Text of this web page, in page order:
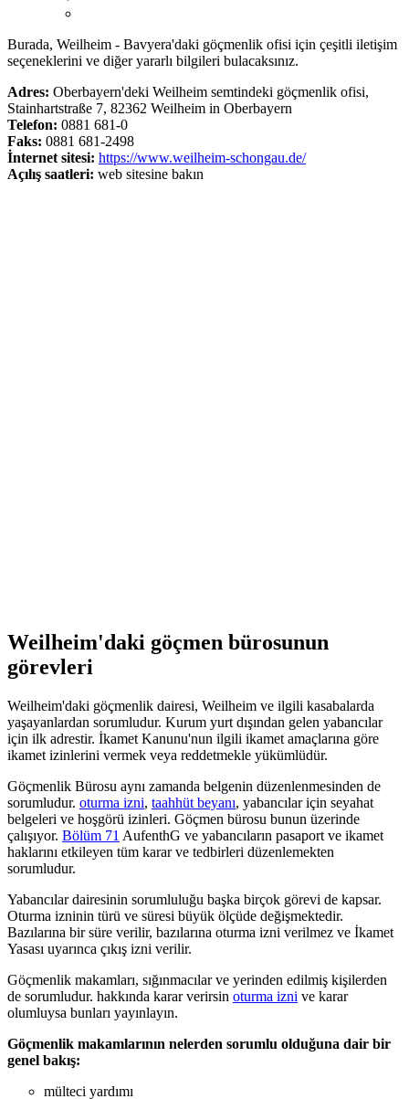
Burada, Weilheim - Bavyera'daki göçmenlik ofisi için çeşitli iletişim
seçeneklerini ve diğer yararlı bilgileri bulacaksınız.
Adres: Oberbayern'deki Weilheim semtindeki göçmenlik ofisi,
Stainhartstraße 7, 82362 Weilheim in Oberbayern
Telefon: 0881 681-0
Faks: 0881 681-2498
İnternet sitesi: https://www.weilheim-schongau.de/
Açılış saatleri: web sitesine bakın
Weilheim'daki göçmen bürosunun
görevleri
Weilheim'daki göçmenlik dairesi, Weilheim ve ilgili kasabalarda
yaşayanlardan sorumludur. Kurum yurt dışından gelen yabancılar
için ilk adrestir. İkamet Kanunu'nun ilgili ikamet amaçlarına göre
ikamet izinlerini vermek veya reddetmekle yükümlüdür.
Göçmenlik Bürosu aynı zamanda belgenin düzenlenmesinden de
sorumludur. oturma izni, taahhüt beyanı, yabancılar için seyahat
belgeleri ve hoşgörü izinleri. Göçmen bürosu bunun üzerinde
çalışıyor. Bölüm 71 AufenthG ve yabancıların pasaport ve ikamet
haklarını etkileyen tüm karar ve tedbirleri düzenlemekten
sorumludur.
Yabancılar dairesinin sorumluluğu başka birçok görevi de kapsar.
Oturma izninin türü ve süresi büyük ölçüde değişmektedir.
Bazılarına bir süre verilir, bazılarına oturma izni verilmez ve İkamet
Yasası uyarınca çıkış izni verilir.
Göçmenlik makamları, sığınmacılar ve yerinden edilmiş kişilerden
de sorumludur. hakkında karar verirsin oturma izni ve karar
olumluysa bunları yayınlayın.
Göçmenlik makamlarının nelerden sorumlu olduğuna dair bir
genel bakış:
mülteci yardımı